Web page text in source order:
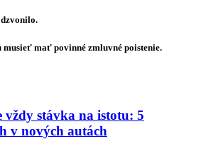
musieť mať povinné zmluvné poistenie.
vždy stávka na istotu: 5
v nových autách